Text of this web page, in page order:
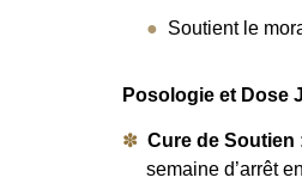
Soutient le
Posologie et Dose
Cure de Soutien
semaine d’arrêt